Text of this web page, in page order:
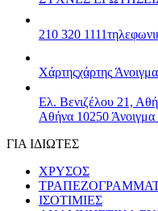
210 320 1111
Χάρτηςχάρτης
Ελ. Βενιζέλου 21,
Αθήνα 10250 Άνοιγμα
ΓΙΑ ΙΔΙΩΤΕΣ
ΧΡΥΣΟΣ
ΙΣΟΤΙΜΙΕΣ